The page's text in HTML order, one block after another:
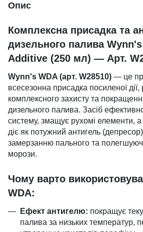
Опис
Комплексна присадка та
дизельного палива Wynn's
Additive (250 мл) — Арт.
Wynn's WDA (арт. W28510) — це
всесезонна присадка посиленої
комплексного захисту та
дизельного палива. Засіб
систему, змащує рухомі елементи,
діє як потужний антигель
замерзанню пального та
морози.
Чому варто
WDA:
Ефект антигелю: покращує
палива за низьких температур,